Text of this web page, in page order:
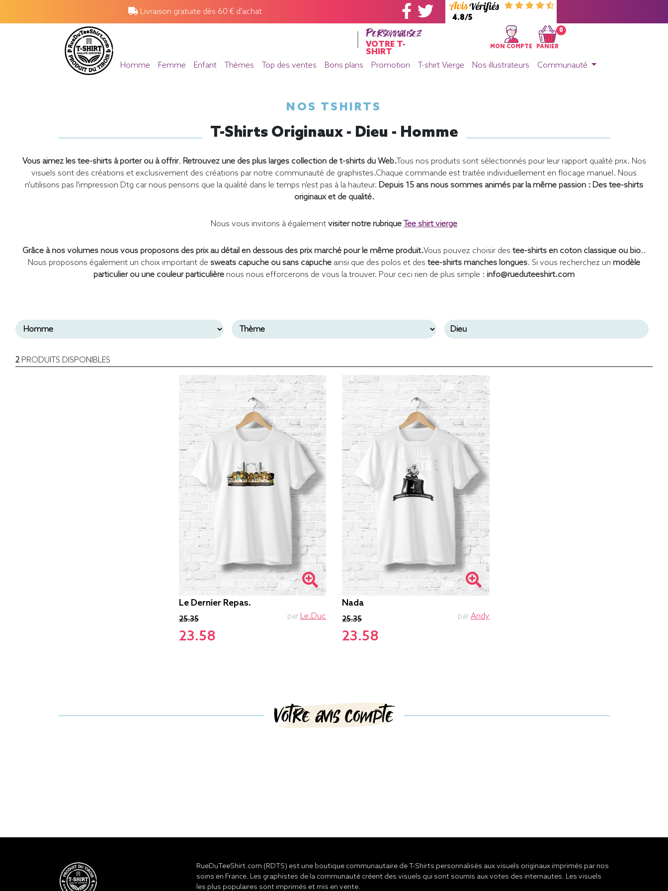
Livraison gratuite dès 60 € d'achat
4.8/5
Personnalisez
VOTRE T-
SHIRT
MON COMPTE
0
PANIER
Homme Femme Enfant Thèmes Top des ventes Bons plans Promotion T-shirt Vierge Nos illustrateurs Communauté
NOS TSHIRTS
T-Shirts Originaux - Dieu - Homme
Vous aimez les tee-shirts à porter ou à offrir. Retrouvez une des plus larges collection de t-shirts du Web.Tous nos produits sont sélectionnés pour leur rapport qualité prix. Nos
visuels sont des créations et exclusivement des créations par notre communauté de graphistes.Chaque commande est traitée individuellement en flocage manuel. Nous
n'utilisons pas l'impression Dtg car nous pensons que la qualité dans le temps n'est pas à la hauteur. Depuis 15 ans nous sommes animés par la même passion : Des tee-shirts
originaux et de qualité.
Nous vous invitons à également visiter notre rubrique Tee shirt vierge
Grâce à nos volumes nous vous proposons des prix au détail en dessous des prix marché pour le même produit.Vous pouvez choisir des tee-shirts en coton classique ou bio..
Nous proposons également un choix important de sweats capuche ou sans capuche ainsi que des polos et des tee-shirts manches longues. Si vous recherchez un modèle
particulier ou une couleur particulière nous nous efforcerons de vous la trouver. Pour ceci rien de plus simple : info@rueduteeshirt.com
2PRODUITS DISPONIBLES
Le Dernier Repas.
25.35
23.58
par Le.duc
Nada
25.35
23.58
par Andy
Votre avis compte
RueDuTeeShirt.com (RDTS) est une boutique communautaire de T-Shirts personnalisés aux visuels originaux imprimés par nos
soins en France. Les graphistes de la communauté créent des visuels qui sont soumis aux votes des internautes. Les visuels
les plus populaires sont imprimés et mis en vente.